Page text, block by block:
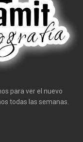
para ver el nuevo
todas las semanas.